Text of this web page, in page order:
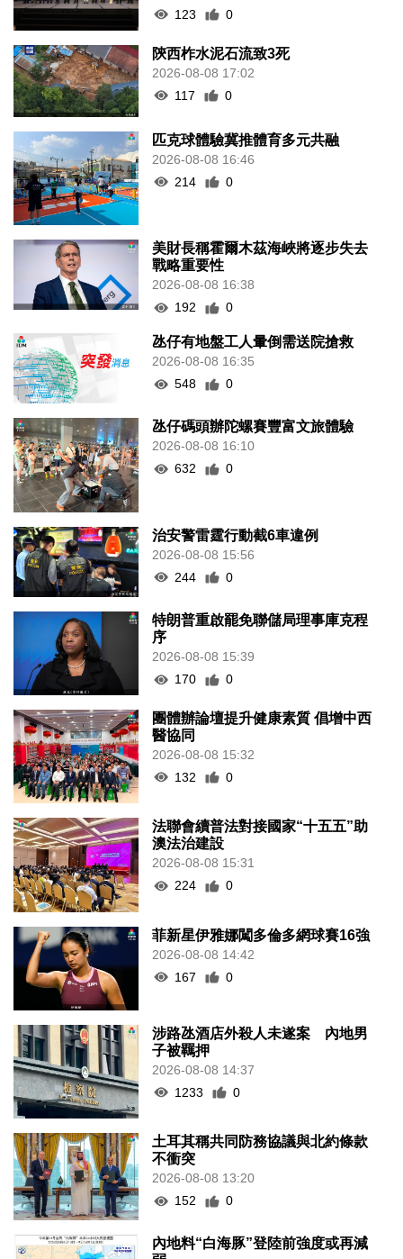
123
0
陝西柞水泥石流致3死
2026-08-08 17:02
117
0
匹克球體驗冀推體育多元共融
2026-08-08 16:46
214
0
美財長稱霍爾木茲海峽將逐步失去
戰略重要性
2026-08-08 16:38
192
0
氹仔有地盤工人暈倒需送院搶救
2026-08-08 16:35
548
0
氹仔碼頭辦陀螺賽豐富文旅體驗
2026-08-08 16:10
632
0
治安警雷霆行動截6車違例
2026-08-08 15:56
244
0
特朗普重啟罷免聯儲局理事庫克程
序
2026-08-08 15:39
170
0
團體辦論壇提升健康素質 倡增中西
醫協同
2026-08-08 15:32
132
0
法聯會續普法對接國家“十五五”助
澳法治建設
2026-08-08 15:31
224
0
菲新星伊雅娜闖多倫多網球賽16強
2026-08-08 14:42
167
0
涉路氹酒店外殺人未遂案 內地男
子被羈押
2026-08-08 14:37
1233
0
土耳其稱共同防務協議與北約條款
不衝突
2026-08-08 13:20
152
0
內地料“白海豚”登陸前強度或再減